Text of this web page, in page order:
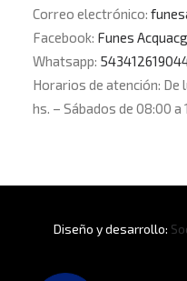
Correo electrónico:
Facebook: Funes
Whatsapp:
Horarios de atención: De
hs. – Sábados de 08:00 a
Diseño y desarrollo: